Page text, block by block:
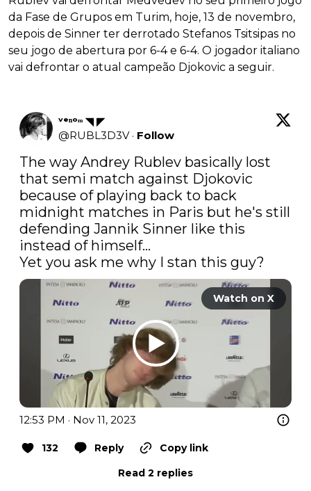
da Fase de Grupos em Turim, hoje, 13 de novembro,
depois de Sinner ter derrotado Stefanos Tsitsipas no
seu jogo de abertura por 6-4 e 6-4. O jogador italiano
vai defrontar o atual campeão Djokovic a seguir.
ᵛᵉⁿᵒᵐ ◥ ◤
@RUBL3D3V · Follow
The way Andrey Rublev basically lost
that semi match against Djokovic
because of playing back to back
midnight matches in Paris but he's still
defending Jannik Sinner like this
instead of himself...
Yet you ask me why I stan this guy?
Watch on X
12:53 PM · Nov 11, 2023
132 Reply
Copy link
Read 2 replies